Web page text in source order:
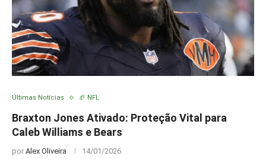
Últimas Notícias 🏈 NFL
Braxton Jones Ativado: Proteção Vital para
Caleb Williams e Bears
por Alex Oliveira 14/01/2026